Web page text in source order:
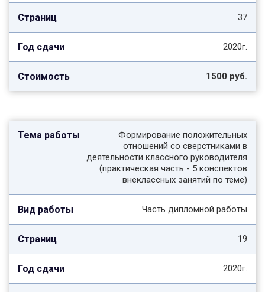
37
2020г.
1500 руб.
Формирование положительных
отношений со сверстниками в
деятельности классного руководителя
(практическая часть - 5 конспектов
внеклассных занятий по теме)
Часть дипломной работы
19
2020г.